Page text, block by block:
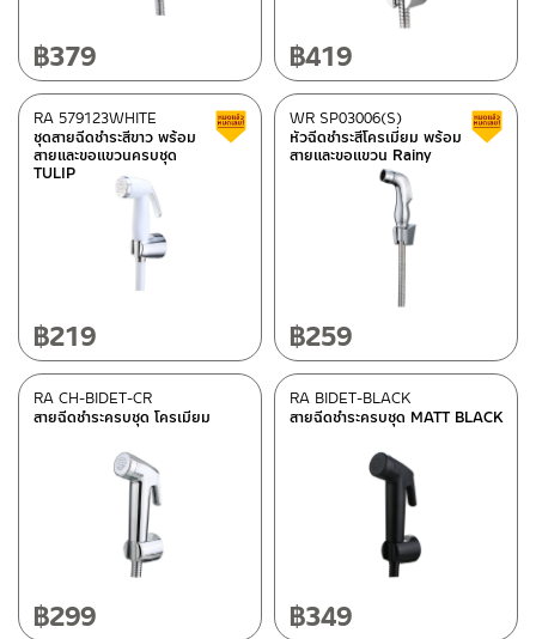
฿379 ฿419
ชุดสายฉีดชำระสีขาว พร้อม
สายและขอแขวนครบชุด
TULIP
RA 579123WHITE สินค้าลดราคา เคลียร์สต็อก
฿219
หัวฉีดชำระสีโครเมี่ยม พร้อม
สายและขอแขวน Rainy
WR SP03006(S)
฿259
สายฉีดชำระครบชุด โครเมียม
RA CH-BIDET-CR
฿299
สายฉีดชำระครบชุด MATT BLACK
RA BIDET-BLACK
฿349